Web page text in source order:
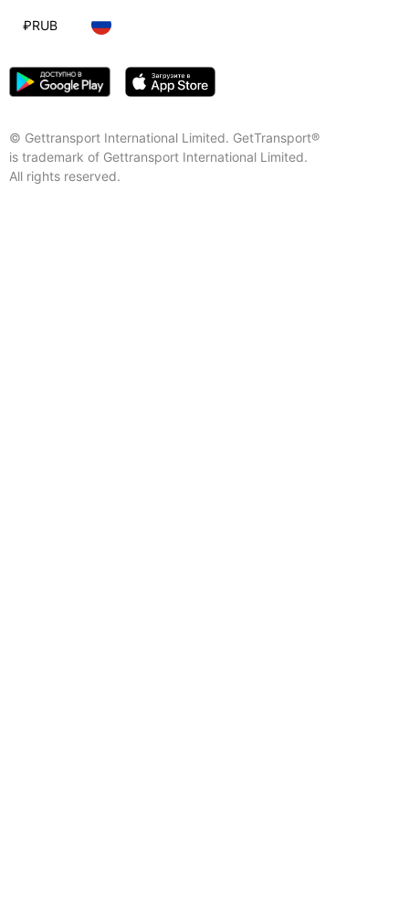
© Gettransport International Limited. GetTransport®
is trademark of Gettransport International Limited.
All rights reserved.
₽RUB